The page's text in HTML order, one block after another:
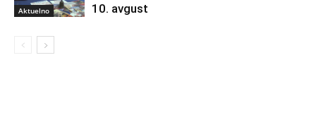
Aktuelno
10. avgust